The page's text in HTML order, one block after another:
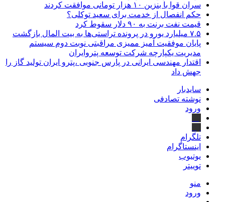
سران قوا با بنزین ۱۰ هزار تومانی موافقت کردند
حکم انفصال از خدمت برای سعید توکلی؟
قیمت نفت برنت به ۹۰ دلار سقوط کرد
۷.۵ میلیارد یورو در پرونده تراستی‌ها به بیت المال بازگشت
پایان موفقیت آمیز ممیزی مراقبتی نوبت دوم سیستم
مدیریت یکپارچه شرکت توسعه پتروایران
اقتدار مهندسی ایرانی در پارس جنوبی ،پترو ایران تولید گاز را
جهش داد
سایدبار
نوشته تصادفی
ورود
تلگرام
اینستاگرام
یوتیوب
توییتر
منو
ورود